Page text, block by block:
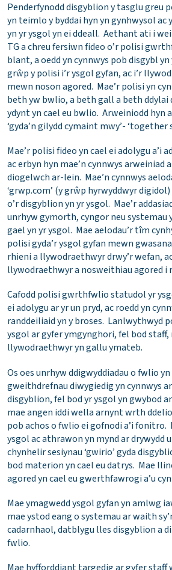
Penderfynodd disgyblion y tasglu greu
yn teimlo y byddai hyn yn gynhwysol ac
yn yr ysgol yn ei ddeall. Aethant ati i
TG a chreu fersiwn fideo o’r polisi
blant, a oedd yn cynnwys pob disgybl
grŵp y polisi i’r ysgol gyfan, ac i’r
mewn noson agored. Mae’r polisi yn
beth yw bwlio, a beth gall a beth ddylai
ydynt yn cael eu bwlio. Arweiniodd hyn
‘gyda’n gilydd cymaint mwy’- ‘together
Mae’r polisi fideo yn cael ei adolygu a’i
ac erbyn hyn mae’n cynnwys arweiniad
diogelwch ar-lein. Mae’n cynnwys
‘grwp.com’ (y grŵp hyrwyddwyr
o’r disgyblion yn yr ysgol. Mae’r
unrhyw gymorth, cyngor neu systemau
gael yn yr ysgol. Mae aelodau’r tîm
polisi gyda’r ysgol gyfan mewn
rhieni a llywodraethwyr drwy’r wefan,
llywodraethwyr a nosweithiau agored i
Cafodd polisi gwrthfwlio statudol yr
ei adolygu ar yr un pryd, ac roedd yn
randdeiliaid yn y broses. Lanlwythwyd
ysgol ar gyfer ymgynghori, fel bod staff,
llywodraethwyr yn gallu ymateb.
Os oes unrhyw ddigwyddiadau o fwlio yn
gweithdrefnau diwygiedig yn cynnwys
disgyblion, fel bod yr ysgol yn gwybod
mae angen iddi wella arnynt wrth
pob achos o fwlio ei gofnodi a’i fonitro.
ysgol ac athrawon yn mynd ar drywydd
chynhelir sesiynau ‘gwirio’ gyda
bod materion yn cael eu datrys. Mae
agored yn cael eu gwerthfawrogi a’u
Mae ymagwedd ysgol gyfan yn amlwg
mae ystod eang o systemau ar waith
cadarnhaol, datblygu lles disgyblion a
fwlio.